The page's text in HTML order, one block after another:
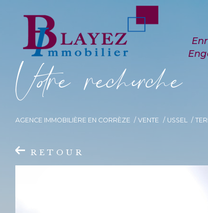
Vore recece
AGENCE IMMOBILIÈRE EN CORRÈZE VENTE USSEL
RETOUR